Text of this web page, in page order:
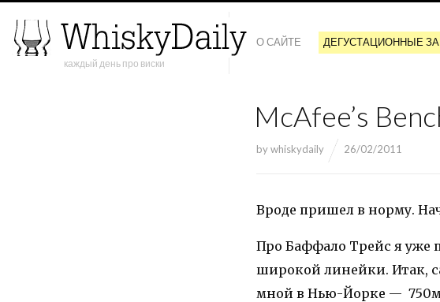
каждый день про виски
О САЙТЕ ДЕГУСТАЦИОННЫЕ
McAfee’s
bywhiskydaily 26/02/2011
Вроде пришел в норму.
Про Баффало Трейс я уже
широкой линейки. Итак,
мной в Нью-Йорке —